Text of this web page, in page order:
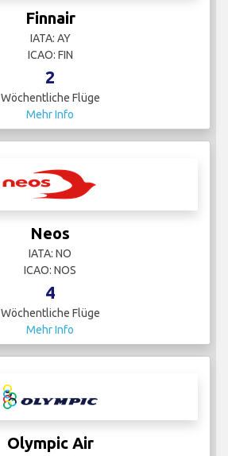
Finnair
IATA: AY
ICAO: FIN
2
Wöchentliche Flüge
Mehr Info
Neos
IATA: NO
ICAO: NOS
4
Wöchentliche Flüge
Mehr Info
Olympic Air